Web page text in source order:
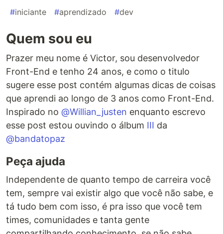
#iniciante #aprendizado #dev
Quem sou eu
Prazer meu nome é Victor, sou desenvolvedor
Front-End e tenho 24 anos, e como o titulo
sugere esse post contém algumas dicas de coisas
que aprendi ao longo de 3 anos como Front-End.
Inspirado no @Willian_justen enquanto escrevo
esse post estou ouvindo o álbum III da
@bandatopaz
Peça ajuda
Independente de quanto tempo de carreira você
tem, sempre vai existir algo que você não sabe, e
tá tudo bem com isso, é pra isso que você tem
times, comunidades e tanta gente